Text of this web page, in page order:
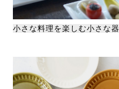
小さな料理を楽しむ小さな器